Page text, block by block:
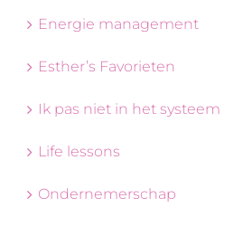
Energie management
Esther’s Favorieten
Ik pas niet in het systeem
Life lessons
Ondernemerschap